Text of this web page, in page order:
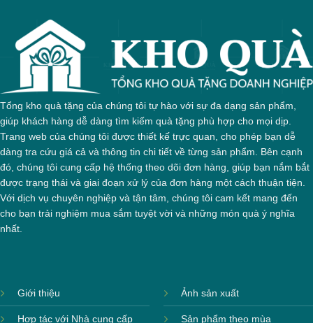
Tổng kho quà tặng của chúng tôi tự hào với sự đa dạng sản phẩm,
giúp khách hàng dễ dàng tìm kiếm quà tặng phù hợp cho mọi dịp.
Trang web của chúng tôi được thiết kế trực quan, cho phép bạn dễ
dàng tra cứu giá cả và thông tin chi tiết về từng sản phẩm. Bên cạnh
đó, chúng tôi cung cấp hệ thống theo dõi đơn hàng, giúp bạn nắm bắt
được trạng thái và giai đoạn xử lý của đơn hàng một cách thuận tiện.
Với dịch vụ chuyên nghiệp và tận tâm, chúng tôi cam kết mang đến
cho bạn trải nghiệm mua sắm tuyệt vời và những món quà ý nghĩa
nhất.
Giới thiệu
Hợp tác với Nhà cung cấp
Ảnh sản xuất
Sản phẩm theo mùa